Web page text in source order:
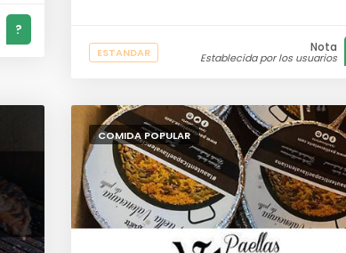
?
ESTANDAR Nota
Establecida por los usuarios
COMIDA POPULAR